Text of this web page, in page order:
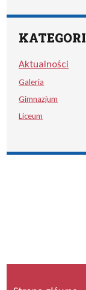
Aktualności
Galeria
Gimnazjum
Liceum